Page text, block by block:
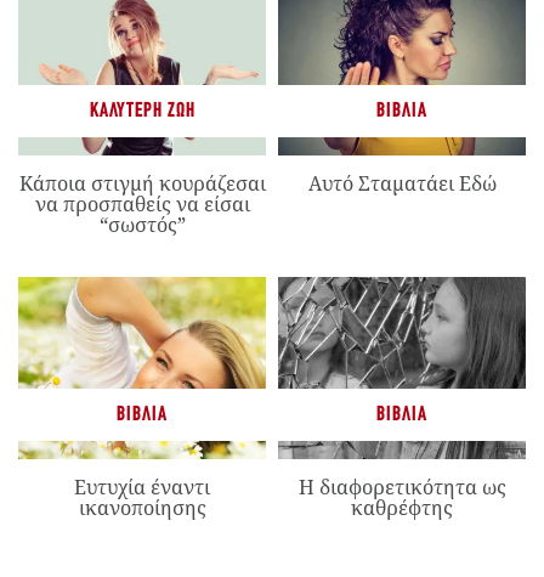
ΚΑΛΎΤΕΡΗ ΖΩΉ
Κάποια στιγμή κουράζεσαι
να προσπαθείς να είσαι
“σωστός”
ΒΙΒΛΊΑ
Αυτό Σταματάει Εδώ
ΒΙΒΛΊΑ
Ευτυχία έναντι
ικανοποίησης
ΒΙΒΛΊΑ
Η διαφορετικότητα ως
καθρέφτης